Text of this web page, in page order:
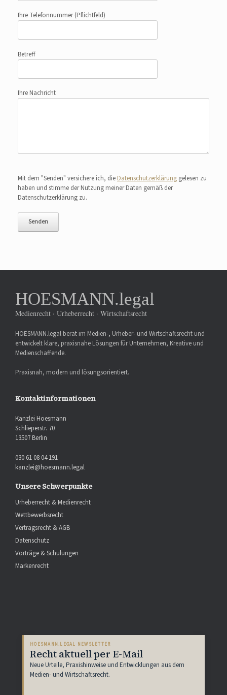
Ihre Telefonnummer(Pflichtfeld)
Betreff
Ihre Nachricht
Mit dem "Senden" versichere ich, die Datenschutzerklärung gelesen zu
haben und stimme der Nutzung meiner Daten gemäß der
Datenschutzerklärung zu.
HOESMANN.legal
Medienrecht · Urheberrecht · Wirtschaftsrecht
HOESMANN.legal berät im Medien-, Urheber- und Wirtschaftsrecht und
entwickelt klare, praxisnahe Lösungen für Unternehmen, Kreative und
Medienschaffende.
Praxisnah, modern und lösungsorientiert.
Kontaktinformationen
Kanzlei Hoesmann
Schlieperstr. 70
13507 Berlin
030 61 08 04 191
kanzlei@hoesmann.legal
Unsere Schwerpunkte
Urheberrecht & Medienrecht
Wettbewerbsrecht
Vertragsrecht & AGB
Datenschutz
Vorträge & Schulungen
Markenrecht
HOESMANN.LEGAL NEWSLETTER
Recht aktuell per E-Mail
Neue Urteile, Praxishinweise und Entwicklungen aus dem
Medien- und Wirtschaftsrecht.